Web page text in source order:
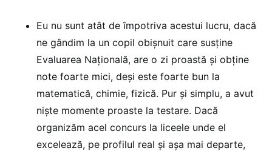
Eu nu sunt atât de împotriva acestui lucru, dacă
ne gândim la un copil obișnuit care susține
Evaluarea Națională, are o zi proastă și obține
note foarte mici, deși este foarte bun la
matematică, chimie, fizică. Pur și simplu, a avut
niște momente proaste la testare. Dacă
organizăm acel concurs la liceele unde el
excelează, pe profilul real și așa mai departe,